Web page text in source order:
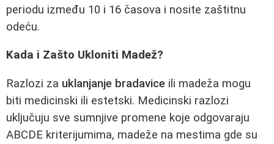
periodu između 10 i 16 časova i nosite zaštitnu
odeću.
Kada i Zašto Ukloniti Madež?
Razlozi za uklanjanje bradavice ili madeža mogu
biti medicinski ili estetski. Medicinski razlozi
uključuju sve sumnjive promene koje odgovaraju
ABCDE kriterijumima, madeže na mestima gde su